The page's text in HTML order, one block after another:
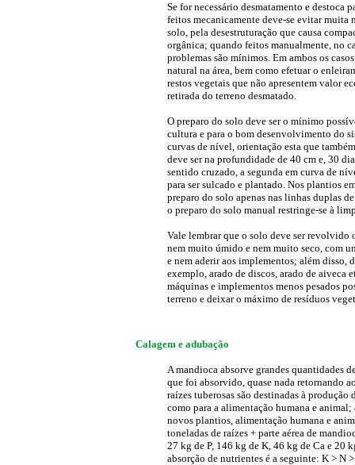
Se for necessário desmatamento e destoca
feitos mecanicamente deve-se evitar
solo, pela desestruturação que causa
orgânica; quando feitos manualmente, no
problemas são mínimos. Em ambos os
natural na área, bem como efetuar o
restos vegetais que não apresentem valor
retirada do terreno desmatado.
O preparo do solo deve ser o mínimo
cultura e para o bom desenvolvimento do
curvas de nível, orientação esta que
deve ser na profundidade de 40 cm e, 30
sentido cruzado, a segunda em curva de
para ser sulcado e plantado. Nos plantios
preparo do solo apenas nas linhas duplas
o preparo do solo manual restringe-se à
Vale lembrar que o solo deve ser
nem muito úmido e nem muito seco, com
e nem aderir aos implementos; além disso,
exemplo, arado de discos, arado de aiveca
máquinas e implementos menos pesados
terreno e deixar o máximo de resíduos
Calagem e adubação
A mandioca absorve grandes quantidades
que foi absorvido, quase nada retornando
raízes tuberosas são destinadas à
como para a alimentação humana e animal;
novos plantios, alimentação humana e
toneladas de raízes + parte aérea de
27 kg de P, 146 kg de K, 46 kg de Ca e 20
absorção de nutrientes é a seguinte: K > N